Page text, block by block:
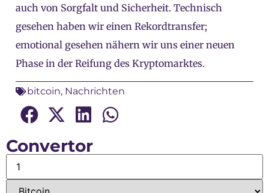
Convertor
auch von Sorgfalt und Sicherheit. Technisch
gesehen haben wir einen Rekordtransfer;
emotional gesehen nähern wir uns einer neuen
Phase in der Reifung des Kryptomarktes.
bitcoin, Nachrichten